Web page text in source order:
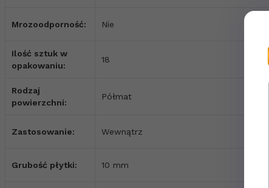
Mrozoodporność: Nie
Ilość sztuk w
opakowaniu:
18
Rodzaj
powierzchni:
Półmat
Zastosowanie: Wewnątrz
Grubość płytki: 10 mm